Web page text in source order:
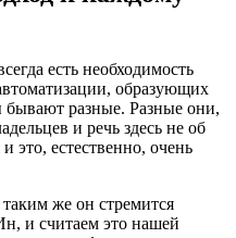
есть необходимость
образующих
бывают разные. Разные они,
и речь здесь не об
это, естественно, очень
же он стремится
и считаем это нашей